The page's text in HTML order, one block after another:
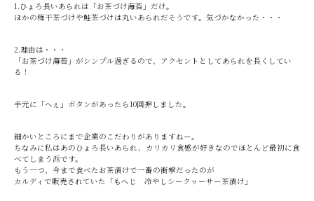
1.ひょろ長いあられは「お茶づけ海苔」だけ。
ほかの梅干茶づけや鮭茶づけは丸いあられだそうです。気づかなかった・・・
2.理由は・・・
「お茶づけ海苔」がシンプル過ぎるので、アクセントとしてあられを長くしてい
る！
手元に「へぇ」ボタンがあったら10回押しました。
細かいところにまで企業のこだわりがありますねー。
ちなみに私はあのひょろ長いあられ、カリカリ食感が好きなのでほとんど最初に食
べてしまう派です。
もう一つ、今まで食べたお茶漬けで一番の衝撃だったのが
カルディで販売されていた「もへじ 冷やしシークヮーサー茶漬け」